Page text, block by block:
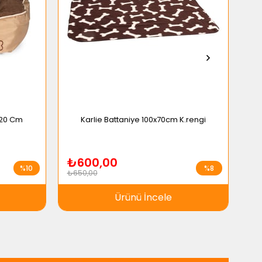
Cm
%10
Karlie Battaniye 100x70cm K.rengi
₺600,00
₺650,00
Ürünü İncele
%8